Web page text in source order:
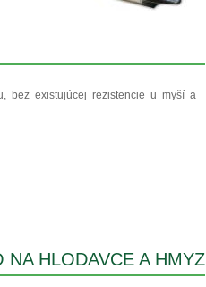
bez existujúcej rezistencie u myší a
NA HLODAVCE A HMYZ